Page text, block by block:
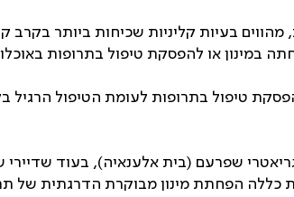
מהווים בעיות קליניות שכיחות ביותר בקרב
במינון או להפסקת טיפול בתרופות
טיפול בתרופות לעומת הטיפול הרגיל
שפרעם (בית אלענאיה), בעוד שדיירי
כללה הפחתת מינון מבוקרת הדרגתית של